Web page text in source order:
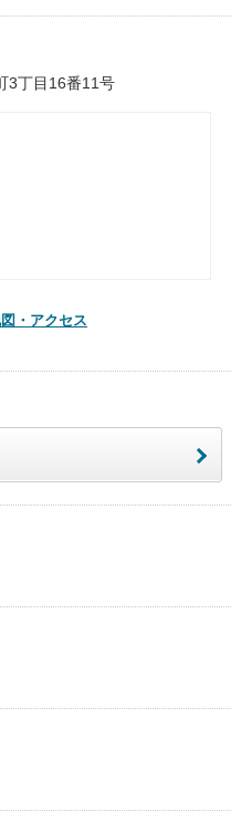
3丁目16番11号
・アクセス